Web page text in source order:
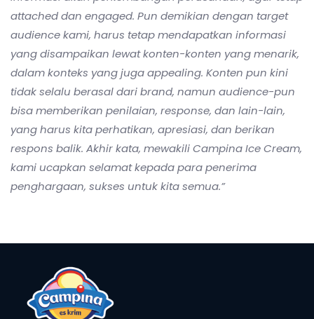
attached dan engaged. Pun demikian dengan target
audience kami, harus tetap mendapatkan informasi
yang disampaikan lewat konten-konten yang menarik,
dalam konteks yang juga appealing. Konten pun kini
tidak selalu berasal dari brand, namun audience-pun
bisa memberikan penilaian, response, dan lain-lain,
yang harus kita perhatikan, apresiasi, dan berikan
respons balik. Akhir kata, mewakili Campina Ice Cream,
kami ucapkan selamat kepada para penerima
penghargaan, sukses untuk kita semua.”